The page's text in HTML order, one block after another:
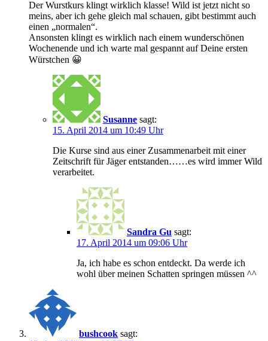
Der Wurstkurs klingt wirklich klasse! Wild ist jetzt nicht so
meins, aber ich gehe gleich mal schauen, gibt bestimmt auch
einen „normalen“.
Ansonsten klingt es wirklich nach einem wunderschönen
Wochenende und ich warte mal gespannt auf Deine ersten
Würstchen 😀
Susanne sagt:
15. April 2014 um 10:49 Uhr
Die Kurse sind aus einer Zusammenarbeit mit einer
Zeitschrift für Jäger entstanden……es wird immer Wild
verarbeitet.
Sandra Gu sagt:
17. April 2014 um 09:06 Uhr
Ja, ich habe es schon entdeckt. Da werde ich
wohl über meinen Schatten springen müssen ^^
bushcook sagt: